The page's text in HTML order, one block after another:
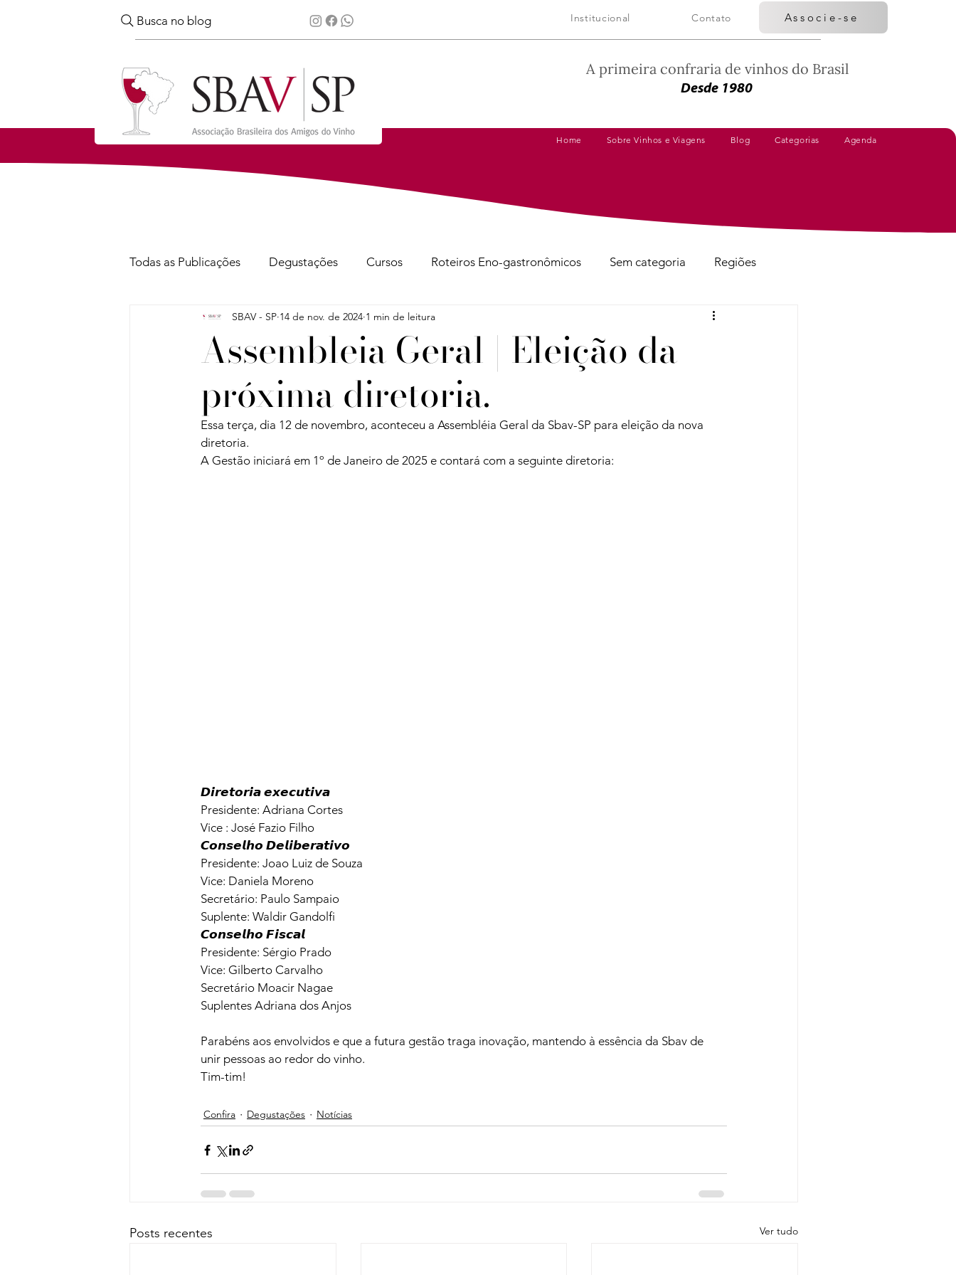
Busca no blog Institucional Contato Associe-se
A primeira confraria de vinhos do Brasil
Desde 1980
Home Sobre Vinhos e Viagens Blog Categorias Agenda
Todas as Publicações Degustações Cursos Roteiros Eno-gastronômicos Sem categoria Regiões
Notícias Viagens Dicas de Harmonização Vinhos Avaliados
Artigos
Sobre Vinhos e Viagens
Assembleia Geral | Eleição da
próxima diretoria.
SBAV - SP 14 de nov. de 2024 1 min de leitura
Essa terça, dia 12 de novembro, aconteceu a Assembléia Geral da Sbav-SP para eleição da nova
diretoria.
A Gestão iniciará em 1º de Janeiro de 2025 e contará com a seguinte diretoria:
𝘿𝙞𝙧𝙚𝙩𝙤𝙧𝙞𝙖 𝙚𝙭𝙚𝙘𝙪𝙩𝙞𝙫𝙖
Presidente: Adriana Cortes
Vice : José Fazio Filho
𝘾𝙤𝙣𝙨𝙚𝙡𝙝𝙤 𝘿𝙚𝙡𝙞𝙗𝙚𝙧𝙖𝙩𝙞𝙫𝙤
Presidente: Joao Luiz de Souza
Vice: Daniela Moreno
Secretário: Paulo Sampaio
Suplente: Waldir Gandolfi
𝘾𝙤𝙣𝙨𝙚𝙡𝙝𝙤 𝙁𝙞𝙨𝙘𝙖𝙡
Presidente: Sérgio Prado
Vice: Gilberto Carvalho
Secretário Moacir Nagae
Suplentes Adriana dos Anjos
Parabéns aos envolvidos e que a futura gestão traga inovação, mantendo à essência da Sbav de
unir pessoas ao redor do vinho.
Confira Degustações Notícias
Posts recentes Ver tudo